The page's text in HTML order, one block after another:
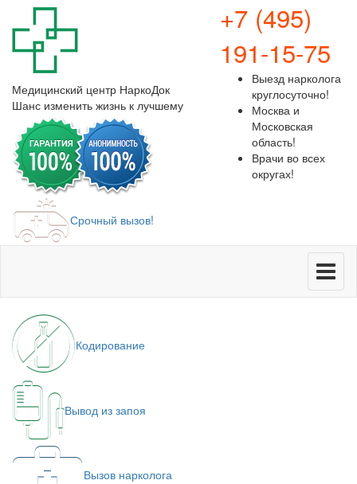
Медицинский центр НаркоДок
Шанс изменить жизнь к лучшему
+7 (495)
191-15-75
Выезд нарколога
круглосуточно!
Москва и
Московская
область!
Врачи во всех
округах!
Срочный вызов!
Меню
Кодирование
Вывод из запоя
Вызов нарколога